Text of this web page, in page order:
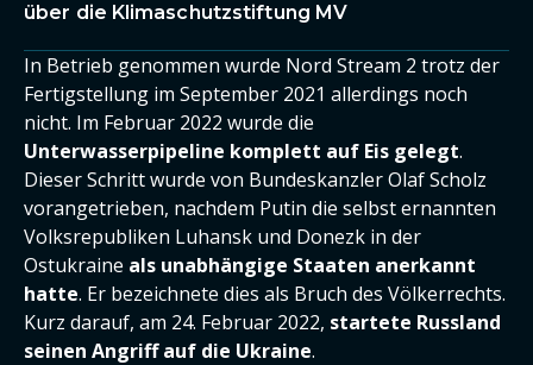
über die Klimaschutzstiftung MV
In Betrieb genommen wurde Nord Stream 2 trotz der
Fertigstellung im September 2021 allerdings noch
nicht. Im Februar 2022 wurde die
Unterwasserpipeline komplett auf Eis gelegt.
Dieser Schritt wurde von Bundeskanzler Olaf Scholz
vorangetrieben, nachdem Putin die selbst ernannten
Volksrepubliken Luhansk und Donezk in der
Ostukraine als unabhängige Staaten anerkannt
hatte. Er bezeichnete dies als Bruch des Völkerrechts.
Kurz darauf, am 24. Februar 2022, startete Russland
seinen Angriff auf die Ukraine.